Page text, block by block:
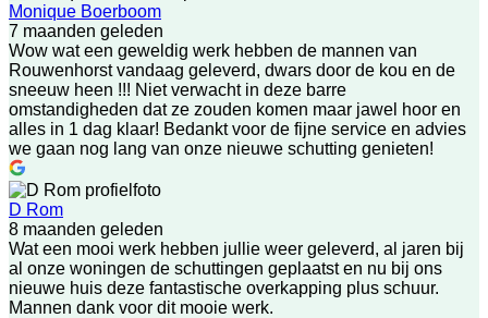
Monique Boerboom
7 maanden geleden
Wow wat een geweldig werk hebben de mannen van
Rouwenhorst vandaag geleverd, dwars door de kou en de
sneeuw heen !!! Niet verwacht in deze barre
omstandigheden dat ze zouden komen maar jawel hoor en
alles in 1 dag klaar! Bedankt voor de fijne service en advies
we gaan nog lang van onze nieuwe schutting genieten!
D Rom
8 maanden geleden
Wat een mooi werk hebben jullie weer geleverd, al jaren bij
al onze woningen de schuttingen geplaatst en nu bij ons
nieuwe huis deze fantastische overkapping plus schuur.
Mannen dank voor dit mooie werk.